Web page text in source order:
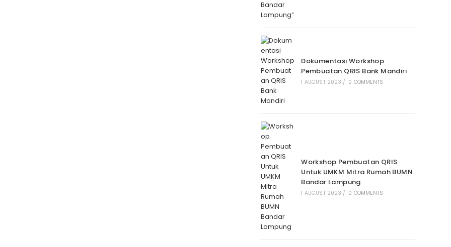
Dokumentasi Workshop
Pembuatan QRIS Bank Mandiri
1 AUGUST 2023 / 0 COMMENTS
Workshop Pembuatan QRIS
Untuk UMKM Mitra Rumah BUMN
Bandar Lampung
1 AUGUST 2023 / 0 COMMENTS